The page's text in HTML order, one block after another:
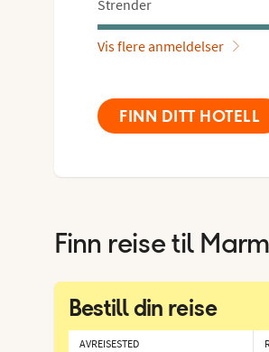
Strender
Vis flere anmeldelser
FINN DITT HOTELL
Finn reise til
Bestill din reise
AVREISESTED